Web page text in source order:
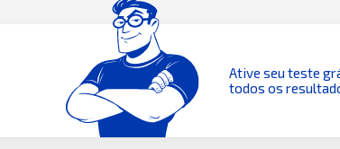
Ative seu teste
todos os